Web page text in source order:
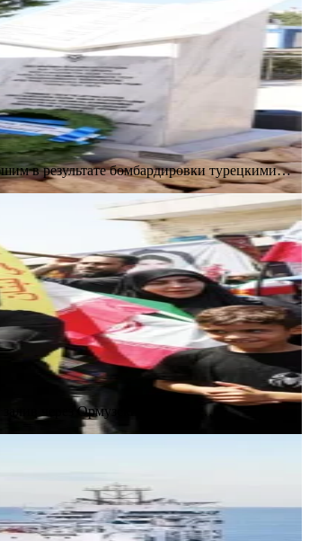
в результате бомбардировки турецкими…
через Ормузский пролив,…